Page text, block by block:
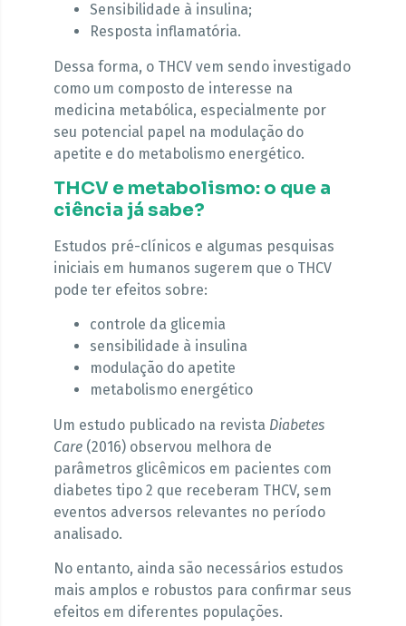
Sensibilidade à insulina;
Resposta inflamatória.
Dessa forma, o THCV vem sendo investigado
como um composto de interesse na
medicina metabólica, especialmente por
seu potencial papel na modulação do
apetite e do metabolismo energético.
THCV e metabolismo: o que a
ciência já sabe?
Estudos pré-clínicos e algumas pesquisas
iniciais em humanos sugerem que o THCV
pode ter efeitos sobre:
controle da glicemia
sensibilidade à insulina
modulação do apetite
metabolismo energético
Um estudo publicado na revista Diabetes
Care (2016) observou melhora de
parâmetros glicêmicos em pacientes com
diabetes tipo 2 que receberam THCV, sem
eventos adversos relevantes no período
analisado.
No entanto, ainda são necessários estudos
mais amplos e robustos para confirmar seus
efeitos em diferentes populações.